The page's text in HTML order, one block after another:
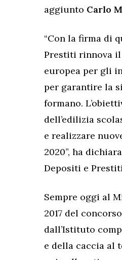
aggiunto Carlo
“Con la firma di
Prestiti rinnova
europea per gli
per garantire la
formano.
dell’edilizia
e realizzare
2020”, ha
Depositi e
Sempre oggi al
2017 del
dall’Istituto
e della caccia al